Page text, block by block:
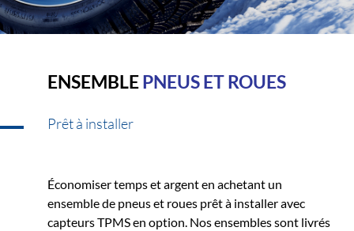
ENSEMBLEPNEUS ET ROUES
Prêt à installer
Économiser temps et argent en achetant un
ensemble de pneus et roues prêt à installer avec
capteurs TPMS en option. Nos ensembles sont livrés